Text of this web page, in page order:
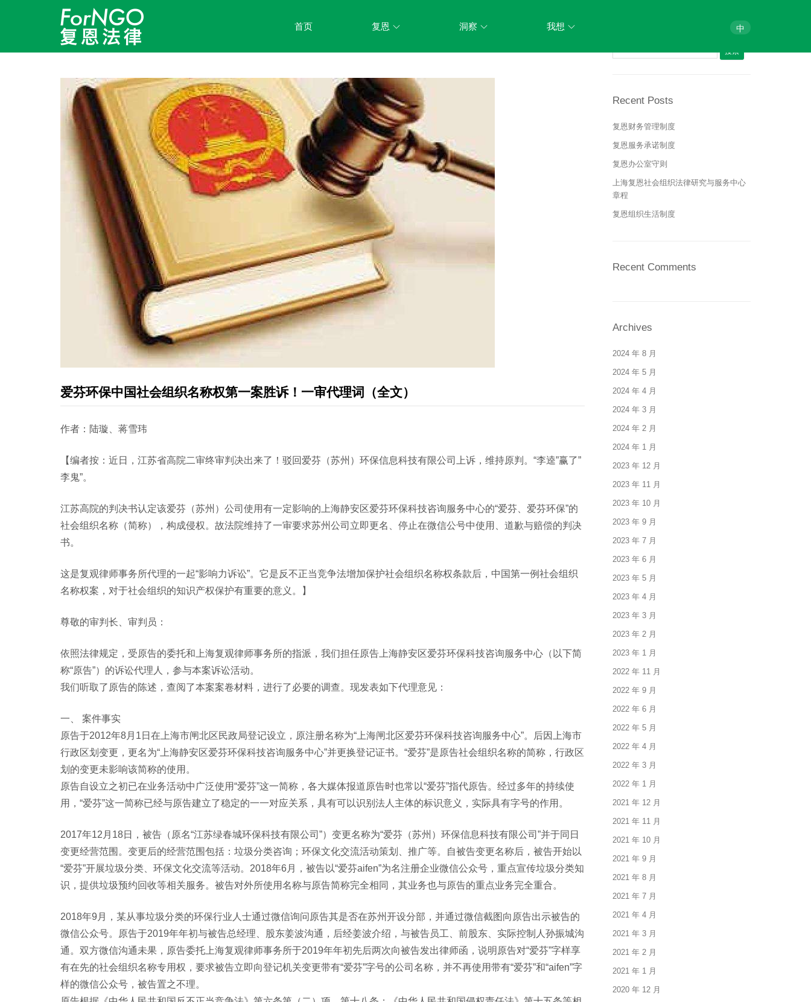
首页 复恩
组织架构
机构制度
信息公开
业务活动
荣誉资质
洞察
成果展示
我想 中
月度归档：11 月 2020
爱芬环保中国社会组织名称权第一案胜诉！一审代理词（全文）
作者：陆璇、蒋雪玮
【编者按：近日，江苏省高院二审终审判决出来了！驳回爱芬（苏州）环保信息科技有限公司上诉，维持原判。“李逵”赢了”
李鬼”。
江苏高院的判决书认定该爱芬（苏州）公司使用有一定影响的上海静安区爱芬环保科技咨询服务中心的“爱芬、爱芬环保”的
社会组织名称（简称），构成侵权。故法院维持了一审要求苏州公司立即更名、停止在微信公号中使用、道歉与赔偿的判决
书。
这是复观律师事务所代理的一起“影响力诉讼”。它是反不正当竞争法增加保护社会组织名称权条款后，中国第一例社会组织
名称权案，对于社会组织的知识产权保护有重要的意义。】
尊敬的审判长、审判员：
依照法律规定，受原告的委托和上海复观律师事务所的指派，我们担任原告上海静安区爱芬环保科技咨询服务中心（以下简
称“原告”）的诉讼代理人，参与本案诉讼活动。
我们听取了原告的陈述，查阅了本案案卷材料，进行了必要的调查。现发表如下代理意见：
一、 案件事实
原告于2012年8月1日在上海市闸北区民政局登记设立，原注册名称为“上海闸北区爱芬环保科技咨询服务中心”。后因上海市
行政区划变更，更名为“上海静安区爱芬环保科技咨询服务中心”并更换登记证书。“爱芬”是原告社会组织名称的简称，行政区
划的变更未影响该简称的使用。
原告自设立之初已在业务活动中广泛使用“爱芬”这一简称，各大媒体报道原告时也常以“爱芬”指代原告。经过多年的持续使
用，“爱芬”这一简称已经与原告建立了稳定的一一对应关系，具有可以识别法人主体的标识意义，实际具有字号的作用。
2017年12月18日，被告（原名“江苏绿春城环保科技有限公司”）变更名称为“爱芬（苏州）环保信息科技有限公司”并于同日
变更经营范围。变更后的经营范围包括：垃圾分类咨询；环保文化交流活动策划、推广等。自被告变更名称后，被告开始以
“爱芬”开展垃圾分类、环保文化交流等活动。2018年6月，被告以“爱芬aifen”为名注册企业微信公众号，重点宣传垃圾分类知
识，提供垃圾预约回收等相关服务。被告对外所使用名称与原告简称完全相同，其业务也与原告的重点业务完全重合。
2018年9月，某从事垃圾分类的环保行业人士通过微信询问原告其是否在苏州开设分部，并通过微信截图向原告出示被告的
微信公众号。原告于2019年年初与被告总经理、股东姜波沟通，后经姜波介绍，与被告员工、前股东、实际控制人孙振城沟
通。双方微信沟通未果，原告委托上海复观律师事务所于2019年年初先后两次向被告发出律师函，说明原告对“爱芬”字样享
有在先的社会组织名称专用权，要求被告立即向登记机关变更带有“爱芬”字号的公司名称，并不再使用带有“爱芬”和“aifen”字
样的微信公众号，被告置之不理。
搜索：
Recent Posts
复恩财务管理制度
复恩服务承诺制度
复恩办公室守则
上海复恩社会组织法律研究与服务中心
章程
复恩组织生活制度
Recent Comments
Archives
2024 年 8 月
2024 年 5 月
2024 年 4 月
2024 年 3 月
2024 年 2 月
2024 年 1 月
2023 年 12 月
2023 年 11 月
2023 年 10 月
2023 年 9 月
2023 年 7 月
2023 年 6 月
2023 年 5 月
2023 年 4 月
2023 年 3 月
2023 年 2 月
2023 年 1 月
2022 年 11 月
2022 年 9 月
2022 年 6 月
2022 年 5 月
2022 年 4 月
2022 年 3 月
2022 年 1 月
2021 年 12 月
2021 年 11 月
2021 年 10 月
2021 年 9 月
2021 年 8 月
2021 年 7 月
2021 年 4 月
2021 年 3 月
2021 年 2 月
2021 年 1 月
2020 年 12 月